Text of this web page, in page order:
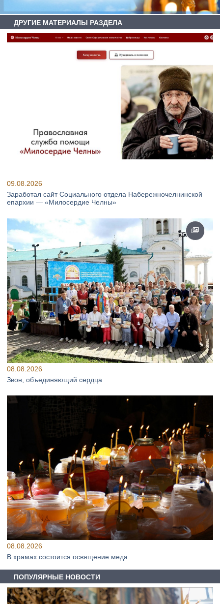
ДРУГИЕ МАТЕРИАЛЫ РАЗДЕЛА
09.08.2026
Заработал сайт Социального отдела Набережночелнинской
епархии — «Милосердие Челны»
08.08.2026
Звон, объединяющий сердца
08.08.2026
В храмах состоится освящение меда
ПОПУЛЯРНЫЕ НОВОСТИ